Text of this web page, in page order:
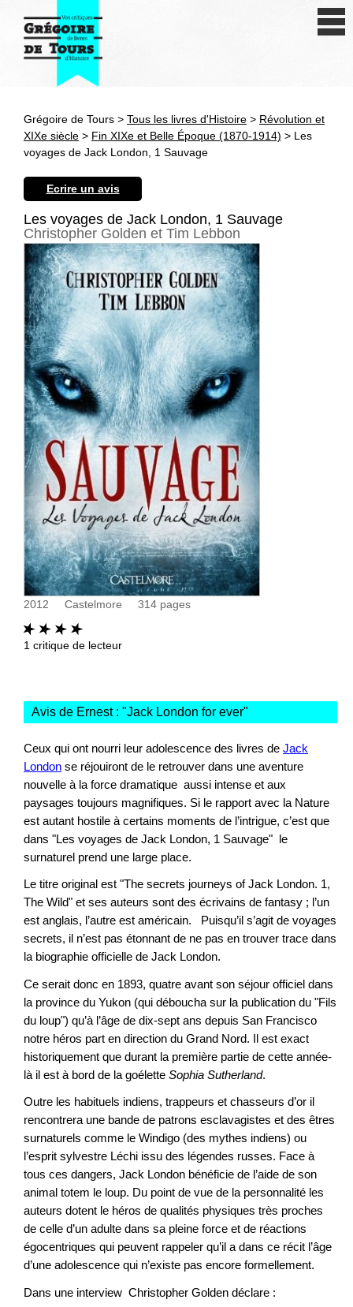
Antiquité
Révolution et XIXe siècle
XXe siècle
Autres civilisations
Thématiques
Grégoire de Tours > Tous les livres d'Histoire > Révolution et
XIXe siècle > Fin XIXe et Belle Époque (1870-1914) > Les
voyages de Jack London, 1 Sauvage
Ecrire un avis
Les voyages de Jack London, 1 Sauvage
Christopher Golden et Tim Lebbon
2012 Castelmore 314 pages
1 critique de lecteur
Avis de Ernest : "Jack London for ever"
Ceux qui ont nourri leur adolescence des livres de Jack
London se réjouiront de le retrouver dans une aventure
nouvelle à la force dramatique aussi intense et aux
paysages toujours magnifiques. Si le rapport avec la Nature
est autant hostile à certains moments de l’intrigue, c’est que
dans "Les voyages de Jack London, 1 Sauvage" le
surnaturel prend une large place.
Le titre original est "The secrets journeys of Jack London. 1,
The Wild" et ses auteurs sont des écrivains de fantasy ; l’un
est anglais, l’autre est américain. Puisqu’il s’agit de voyages
secrets, il n’est pas étonnant de ne pas en trouver trace dans
la biographie officielle de Jack London.
Ce serait donc en 1893, quatre avant son séjour officiel dans
la province du Yukon (qui déboucha sur la publication du "Fils
du loup") qu’à l’âge de dix-sept ans depuis San Francisco
notre héros part en direction du Grand Nord. Il est exact
historiquement que durant la première partie de cette année-
là il est à bord de la goélette Sophia Sutherland.
Outre les habituels indiens, trappeurs et chasseurs d’or il
rencontrera une bande de patrons esclavagistes et des êtres
surnaturels comme le Windigo (des mythes indiens) ou
l’esprit sylvestre Léchi issu des légendes russes. Face à
tous ces dangers, Jack London bénéficie de l’aide de son
animal totem le loup. Du point de vue de la personnalité les
auteurs dotent le héros de qualités physiques très proches
de celle d’un adulte dans sa pleine force et de réactions
égocentriques qui peuvent rappeler qu’il a dans ce récit l’âge
d’une adolescence qui n’existe pas encore formellement.
Dans une interview Christopher Golden déclare :